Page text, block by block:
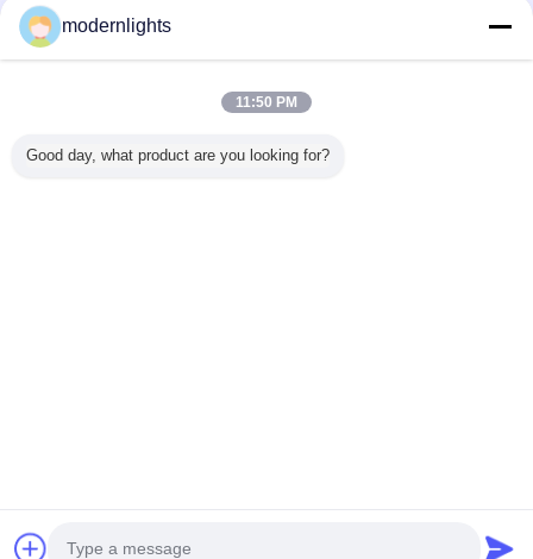
Trang web đầy đủ
All rights reserved.
modernlights
11:50 PM
Good day, what product are you looking for?